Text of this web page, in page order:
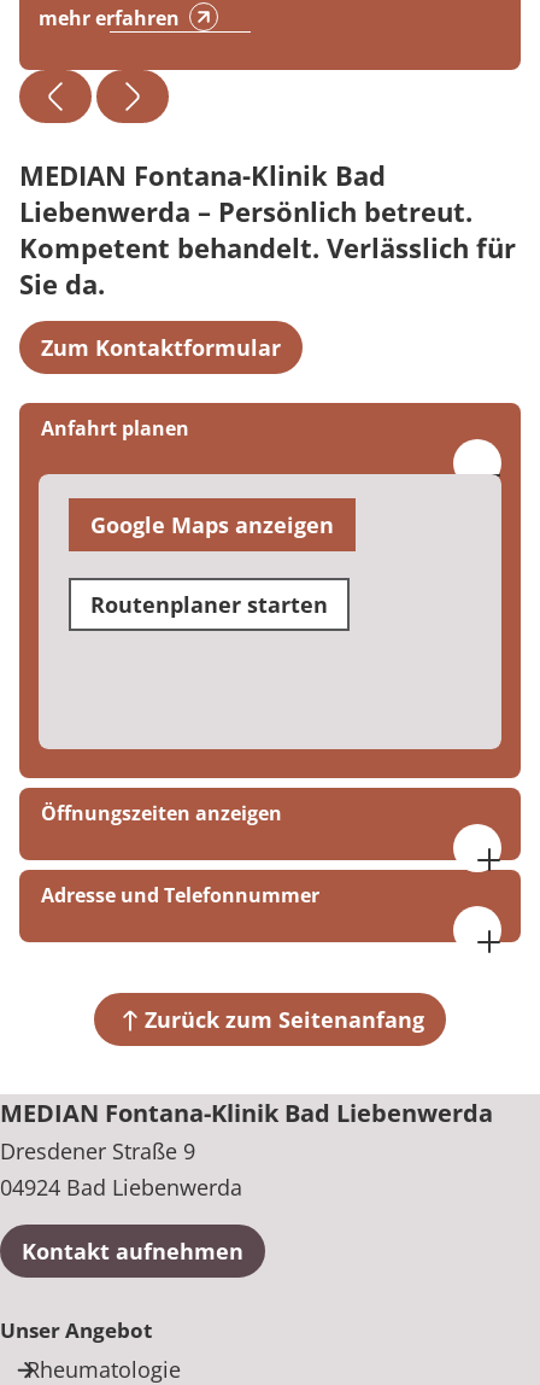
mehr erfahren
MEDIAN Fontana-Klinik Bad
Liebenwerda – Persönlich betreut.
Kompetent behandelt. Verlässlich für
Sie da.
Zum Kontaktformular
Anfahrt planen
Google Maps anzeigen
Routenplaner starten
Öffnungszeiten anzeigen
Montag bis Donnerstag, 07:30 bis 17:00 Uhr
Freitag, 07:30 bis 17:00 Uhr
Adresse und Telefonnummer
04924 Bad Liebenwerda
Zurück zum Seitenanfang
MEDIAN Fontana-Klinik Bad Liebenwerda
Dresdener Straße 9
04924 Bad Liebenwerda
Kontakt aufnehmen
Unser Angebot
Rheumatologie